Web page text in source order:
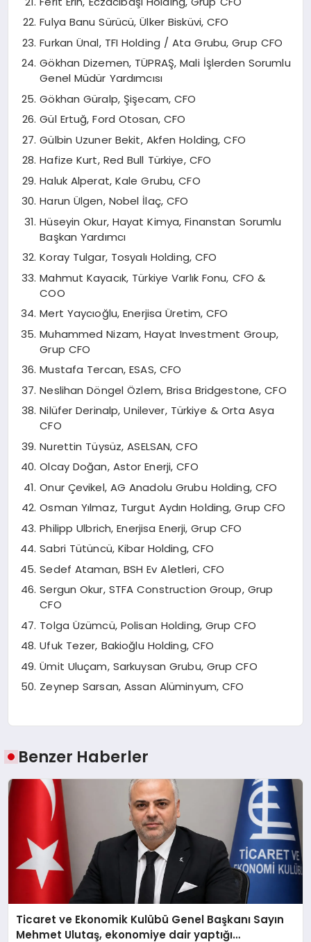
Fulya Banu Sürücü, Ülker Bisküvi, CFO
Furkan Ünal, TFI Holding / Ata Grubu, Grup CFO
Gökhan Dizemen, TÜPRAŞ, Mali İşlerden Sorumlu
Genel Müdür Yardımcısı
Gökhan Güralp, Şişecam, CFO
Gül Ertuğ, Ford Otosan, CFO
Gülbin Uzuner Bekit, Akfen Holding, CFO
Hafize Kurt, Red Bull Türkiye, CFO
Haluk Alperat, Kale Grubu, CFO
Harun Ülgen, Nobel İlaç, CFO
Hüseyin Okur, Hayat Kimya, Finanstan Sorumlu
Başkan Yardımcı
Koray Tulgar, Tosyalı Holding, CFO
Mahmut Kayacık, Türkiye Varlık Fonu, CFO &
COO
Mert Yaycıoğlu, Enerjisa Üretim, CFO
Muhammed Nizam, Hayat Investment Group,
Grup CFO
Mustafa Tercan, ESAS, CFO
Neslihan Döngel Özlem, Brisa Bridgestone, CFO
Nilüfer Derinalp, Unilever, Türkiye & Orta Asya
CFO
Nurettin Tüysüz, ASELSAN, CFO
Olcay Doğan, Astor Enerji, CFO
Onur Çevikel, AG Anadolu Grubu Holding, CFO
Osman Yılmaz, Turgut Aydın Holding, Grup CFO
Philipp Ulbrich, Enerjisa Enerji, Grup CFO
Sabri Tütüncü, Kibar Holding, CFO
Sedef Ataman, BSH Ev Aletleri, CFO
Sergun Okur, STFA Construction Group, Grup
CFO
Tolga Üzümcü, Polisan Holding, Grup CFO
Ufuk Tezer, Bakioğlu Holding, CFO
Ümit Uluçam, Sarkuysan Grubu, Grup CFO
Zeynep Sarsan, Assan Alüminyum, CFO
Benzer Haberler
Ticaret ve Ekonomik Kulübü Genel Başkanı Sayın
Mehmet Ulutaş, ekonomiye dair yaptığı